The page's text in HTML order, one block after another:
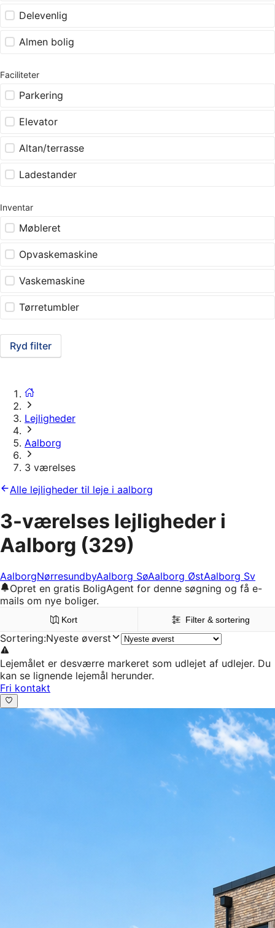
Delevenlig
Almen bolig
Faciliteter
Parkering
Elevator
Altan/terrasse
Ladestander
Inventar
Møbleret
Opvaskemaskine
Vaskemaskine
Tørretumbler
Ryd filter
Lejligheder
Aalborg
3 værelses
Alle lejligheder til leje i aalborg
3-værelses lejligheder i
Aalborg (329)
AalborgNørresundbyAalborg SøAalborg ØstAalborg Sv
Opret en gratis BoligAgent for denne søgning og få e-
mails om nye boliger.
Kort Filter & sortering
Sortering:Nyeste øverst
Lejemålet er desværre markeret som udlejet af udlejer. Du
kan se lignende lejemål herunder.
Fri kontakt